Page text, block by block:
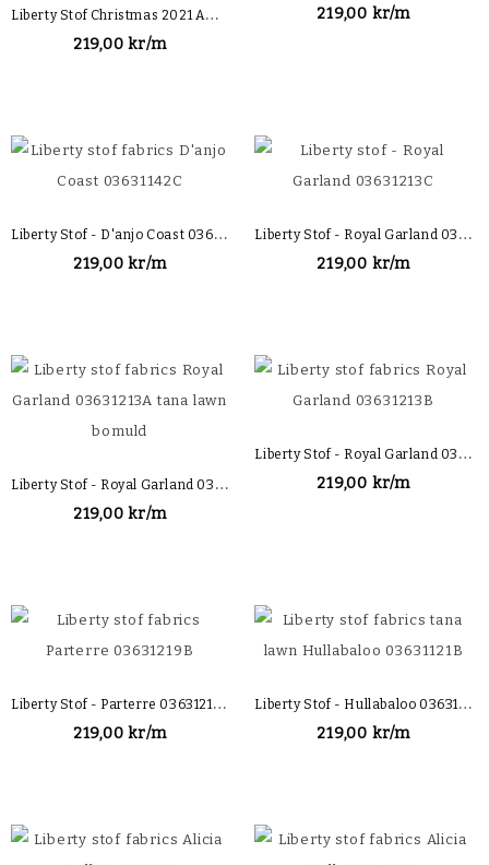
L
Iberty Stof Christmas 2021 ADELAJDA’S WISH 036359227W
219,00 kr/m
219,00 kr/m
L
Iberty Stof - D'anjo Coast 03631142C
219,00 kr/m
L
Iberty Stof - Royal Garland 03631213C
219,00 kr/m
L
Iberty Stof - Royal Garland 03631213A
219,00 kr/m
L
Iberty Stof - Royal Garland 03631213B
219,00 kr/m
L
Iberty Stof - Parterre 03631219B
219,00 kr/m
L
Iberty Stof - Hullabaloo 03631121B
219,00 kr/m